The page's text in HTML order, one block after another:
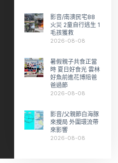
影音/南澳民宅88
火災 2童自行逃生 1
毛孩獲救
2026-08-08
暑假親子共食正當
時 夏日好食光 雲林
好魚前進花博陪爸
爸過節
2026-08-08
影音/父親節白海豚
來攪局 外圍環流帶
來影響
2026-08-08